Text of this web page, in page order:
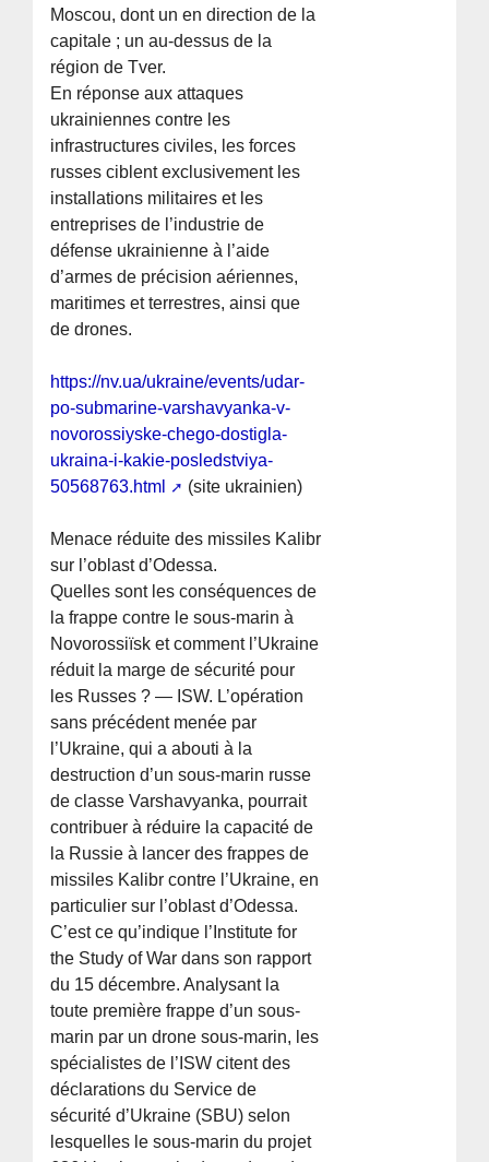
Moscou, dont un en direction de la
capitale ; un au-dessus de la
région de Tver.
En réponse aux attaques
ukrainiennes contre les
infrastructures civiles, les forces
russes ciblent exclusivement les
installations militaires et les
entreprises de l’industrie de
défense ukrainienne à l’aide
d’armes de précision aériennes,
maritimes et terrestres, ainsi que
de drones.
https://nv.ua/ukraine/events/udar-
po-submarine-varshavyanka-v-
novorossiyske-chego-dostigla-
ukraina-i-kakie-posledstviya-
50568763.html
(site ukrainien)
Menace réduite des missiles Kalibr
sur l’oblast d’Odessa.
Quelles sont les conséquences de
la frappe contre le sous-marin à
Novorossiïsk et comment l’Ukraine
réduit la marge de sécurité pour
les Russes ? — ISW. L’opération
sans précédent menée par
l’Ukraine, qui a abouti à la
destruction d’un sous-marin russe
de classe Varshavyanka, pourrait
contribuer à réduire la capacité de
la Russie à lancer des frappes de
missiles Kalibr contre l’Ukraine, en
particulier sur l’oblast d’Odessa.
C’est ce qu’indique l’Institute for
the Study of War dans son rapport
du 15 décembre. Analysant la
toute première frappe d’un sous-
marin par un drone sous-marin, les
spécialistes de l’ISW citent des
déclarations du Service de
sécurité d’Ukraine (SBU) selon
lesquelles le sous-marin du projet